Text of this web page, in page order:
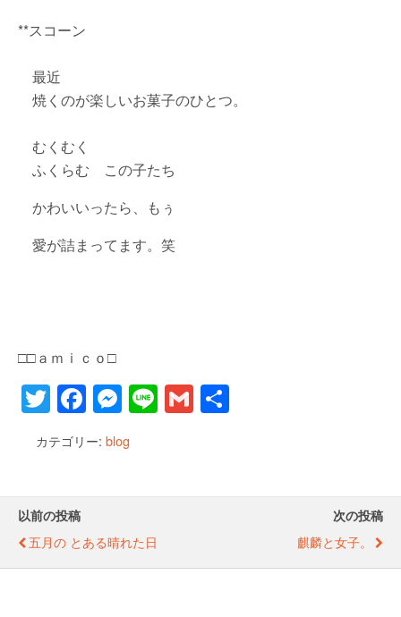
**スコーン
最近
焼くのが楽しいお菓子のひとつ。
むくむく
ふくらむ この子たち
かわいいったら、もぅ
愛が詰まってます。笑
□□ａｍｉｃｏ□
T
wi
tt
F
a
c
o
o
M
e
ss
g
er
Li
n
G
m
カテゴリー: blog
以前の投稿
五月の とある晴れた日
次の投稿
麒麟と女子。